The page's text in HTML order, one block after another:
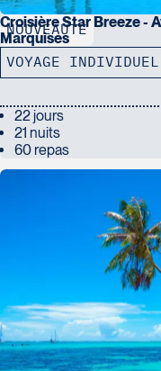
NOUVEAUTÉ
Croisière Star Breeze -
Marquises
VOYAGE INDIVIDUEL
22 jours
21 nuits
60 repas